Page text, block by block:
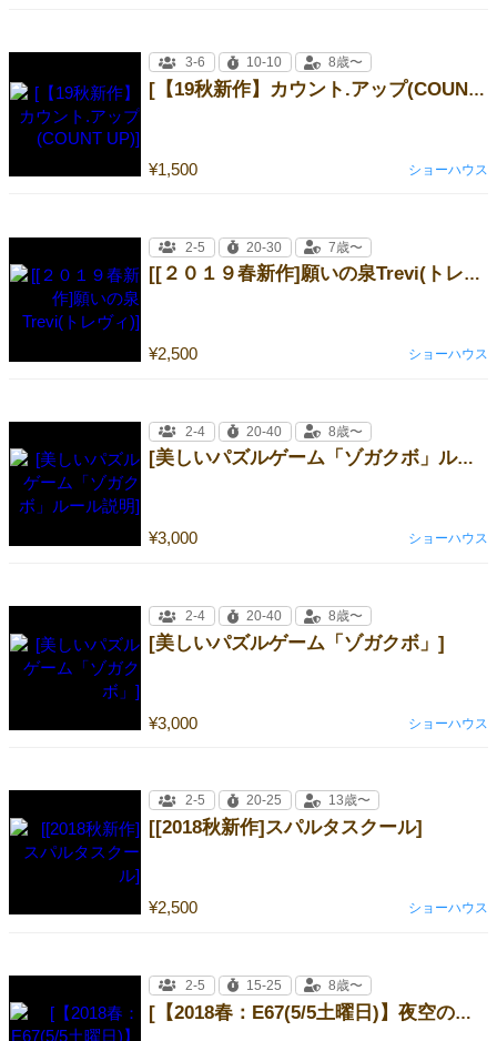
[【19秋新作】カウント.アップ(COUNT UP)]
¥1,500
3-6 10-10 8歳〜
ショーハウス
[[２０１９春新作]願いの泉Trevi(トレヴィ)]
¥2,500
2-5 20-30 7歳〜
ショーハウス
[美しいパズルゲーム「ゾガクボ」ルール説明]
¥3,000
2-4 20-40 8歳〜
ショーハウス
[美しいパズルゲーム「ゾガクボ」]
¥3,000
2-4 20-40 8歳〜
ショーハウス
[[2018秋新作]スパルタスクール]
¥2,500
2-5 20-25 13歳〜
ショーハウス
[【2018春：E67(5/5土曜日)】夜空の天の川]
2-5 15-25 8歳〜